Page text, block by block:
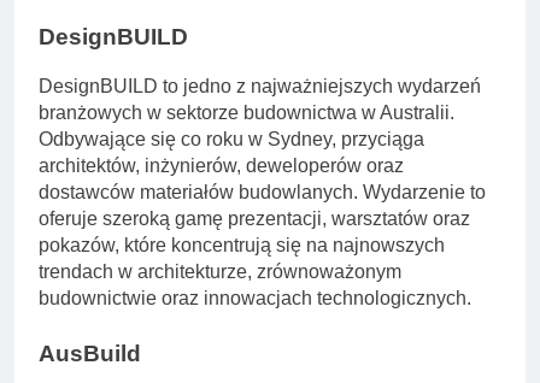
DesignBUILD
DesignBUILD to jedno z najważniejszych wydarzeń
branżowych w sektorze budownictwa w Australii.
Odbywające się co roku w Sydney, przyciąga
architektów, inżynierów, deweloperów oraz
dostawców materiałów budowlanych. Wydarzenie to
oferuje szeroką gamę prezentacji, warsztatów oraz
pokazów, które koncentrują się na najnowszych
trendach w architekturze, zrównoważonym
budownictwie oraz innowacjach technologicznych.
AusBuild